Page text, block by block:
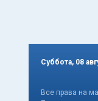
Суббота, 08
Все права на